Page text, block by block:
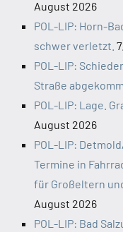
August 2026
POL-LIP: Horn-
schwer verletzt.
POL-LIP:
Straße
POL-LIP: Lage.
August 2026
POL-LIP:
Termine in
für Großeltern
August 2026
POL-LIP: Bad